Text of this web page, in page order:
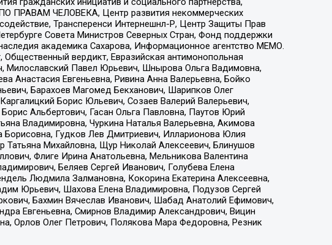
ПРАВАМ ЧЕЛОВЕКА, Центр развития некоммерческих
Трансперенси Интернешнл-Р, Центр Защиты Прав
Совета Министров Северных Стран, Фонд поддержки
академика Сахарова, Информационное агентство МЕМО.
вердикт, Евразийская антимонопольная
Милославский Павел Юрьевич, Шнырова Ольга Вадимовна,
Анастасия Евгеньевна, Ривина Анна Валерьевна, Бойко
Барахоев Магомед Бекханович, Шарипков Олег
Борис Юльевич, Созаев Валерий Валерьевич,
Альбертович, Гасан Ольга Павловна, Паутов Юрий
Владимировна, Чуркина Наталья Валерьевна, Акимова
Борисовна, Гудков Лев Дмитриевич, Илларионова Юлия
Татьяна Михайловна, Щур Николай Алексеевич, Блинушов
Флиге Ирина Анатольевна, Мельникова Валентина
Беляев Сергей Иванович, Голубева Елена
Людмила Залмановна, Кокорина Екатерина Алексеевна,
Юрьевич, Шахова Елена Владимировна, Подузов Сергей
Бахмин Вячеслав Иванович, Шабад Анатолий Ефимович,
Евгеньевна, Смирнов Владимир Александрович, Вицин
Орлов Олег Петрович, Полякова Мара Федоровна, Резник